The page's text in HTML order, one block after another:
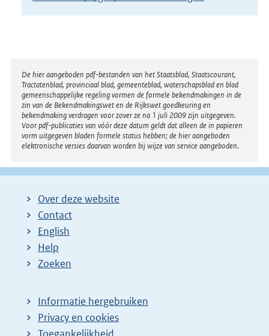
Disclaimer
De hier aangeboden pdf-bestanden van het Staatsblad, Staatscourant,
Tractatenblad, provinciaal blad, gemeenteblad, waterschapsblad en blad
gemeenschappelijke regeling vormen de formele bekendmakingen in de
zin van de Bekendmakingswet en de Rijkswet goedkeuring en
bekendmaking verdragen voor zover ze na 1 juli 2009 zijn uitgegeven.
Voor pdf-publicaties van vóór deze datum geldt dat alleen de in papieren
vorm uitgegeven bladen formele status hebben; de hier aangeboden
elektronische versies daarvan worden bij wijze van service aangeboden.
Over deze website
Contact
English
Help
Zoeken
Informatie hergebruiken
Privacy en cookies